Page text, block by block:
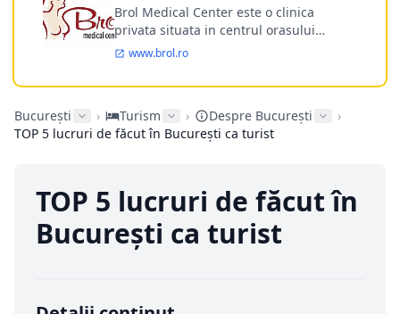
Brol Medical Center este o clinica
privata situata in centrul orasului
Timisoara avand o experienta de
Incepand din anul 2009 clinica isi
ultramodern.
www.brol.ro
București › Turism › Despre București
›
TOP 5 lucruri de făcut în București ca turist
TOP 5 lucruri de făcut în
București ca turist